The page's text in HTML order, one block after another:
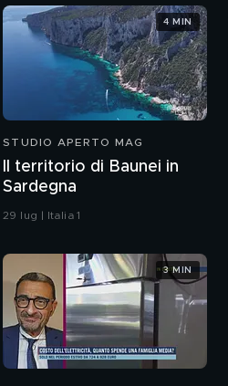
STUDIO APERTO MAG
Il territorio di Baunei in
Sardegna
29 lug | Italia 1
4 MIN
3 MIN